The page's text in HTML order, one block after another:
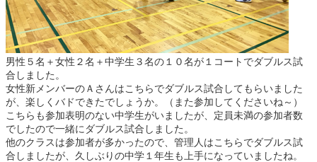
男性５名＋女性２名＋中学生３名の１０名が１コートでダブルス試
合しました。
女性新メンバーのＡさんはこちらでダブルス試合してもらいました
が、楽しくバドできたでしょうか。（また参加してくださいね～）
こちらも参加表明のない中学生がいましたが、定員未満の参加者数
でしたので一緒にダブルス試合しました。
他のクラスは参加者が多かったので、管理人はこちらでダブルス試
合しましたが、久しぶりの中学１年生も上手になっていましたね。